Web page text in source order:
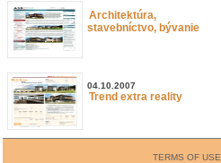
Architektúra,
stavebníctvo, bývanie
04.10.2007
Trend extra reality
TERMS OF USE